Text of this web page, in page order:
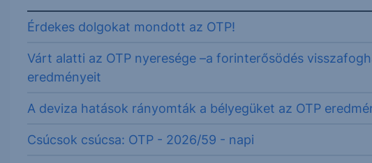
Érdekes dolgokat mondott az OTP!
Várt alatti az OTP nyeresége –a forinterősödés
eredményeit
A deviza hatások rányomták a bélyegüket az OTP
Csúcsok csúcsa: OTP - 2026/59 - napi